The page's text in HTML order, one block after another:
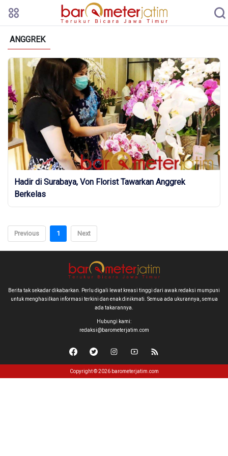
ANGGREK
Hadir di Surabaya, Von Florist Tawarkan Anggrek
Berkelas
Previous 1 Next
Berita tak sekadar dikabarkan. Perlu digali lewat kreasi tinggi dari awak redaksi mumpuni
untuk menghasilkan informasi terkini dan enak dinikmati. Semua ada ukurannya, semua
ada takarannya.
Hubungi kami:
redaksi@barometerjatim.com
Copyright © 2026 barometerjatim.com